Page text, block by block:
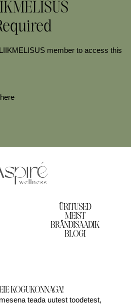
member to access this
ÜRITUSED
MEIST
BRÄNDISAADIK
BLOGI
KOGUKONNAGA!
teada uutest toodetest,